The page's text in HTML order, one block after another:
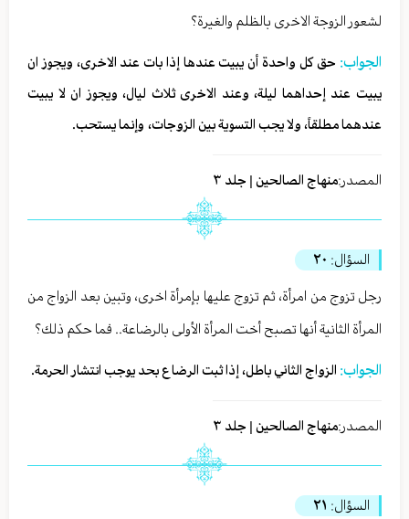
لشعور الزوجة الاخرى بالظلم والغيرة؟
الجواب: حق كل واحدة أن يبيت عندها إذا بات عند الاخرى، ويجوز ان
يبيت عند إحداهما ليلة، وعند الاخرى ثلاث ليال، ويجوز ان لا يبيت
عندهما مطلقاً، ولا يجب التسوية بين الزوجات، وإنما يستحب.
المصدر:منهاج الصالحين | جلد ٣
السؤال: ٢٠
رجل تزوج من امرأة، ثم تزوج عليها بإمرأة اخرى، وتبين بعد الزواج من
المرأة الثانية أنها تصبح أخت المرأة الأولى بالرضاعة.. فما حكم ذلك؟
الجواب: الزواج الثاني باطل، إذا ثبت الرضاع بحد يوجب انتشار الحرمة.
المصدر:منهاج الصالحين | جلد ٣
السؤال: ٢١